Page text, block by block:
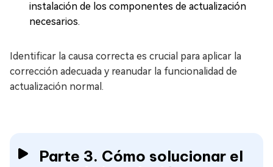
instalación de los componentes de actualización
necesarios.
Identificar la causa correcta es crucial para aplicar la
corrección adecuada y reanudar la funcionalidad de
actualización normal.
Parte 3. Cómo solucionar el